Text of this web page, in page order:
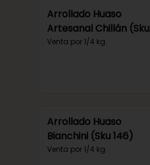
Arrollado Huaso
Artesanal Chillán (Sku
120)
Venta por 1/4 kg.
Arrollado Huaso
Bianchini (Sku 146)
Venta por 1/4 kg.